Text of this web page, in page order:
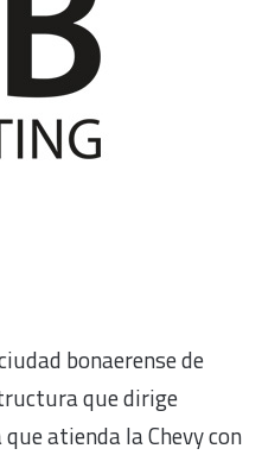
bonaerense de
que dirige
que atienda la Chevy con